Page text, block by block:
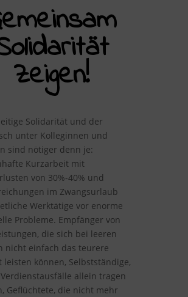
Zeigen!
Solidarität und der
unter Kolleginnen und
sind nötiger denn je:
Kurzarbeit mit
von 30%-40% und
im Zwangsurlaub
Werktätige vor enorme
Probleme. Empfänger von
die sich bei leeren
nicht einfach das teurere
leisten können, Selbstständige,
allein tragen
Geflüchtete, die nicht mehr